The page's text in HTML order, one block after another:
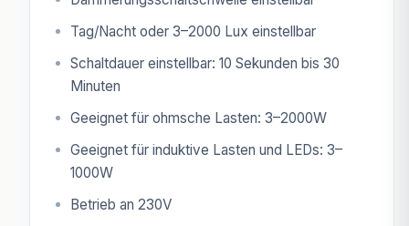
Tag/Nacht oder 3–2000 Lux einstellbar
Schaltdauer einstellbar: 10 Sekunden bis 30
Minuten
Geeignet für ohmsche Lasten: 3–2000W
Geeignet für induktive Lasten und LEDs: 3–
1000W
Betrieb an 230V